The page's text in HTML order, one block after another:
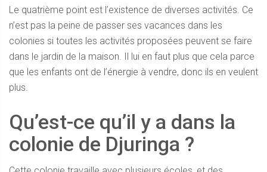
Le quatrième point est l’existence de diverses activités. Ce
n’est pas la peine de passer ses vacances dans les
colonies si toutes les activités proposées peuvent se faire
dans le jardin de la maison. Il lui en faut plus que cela parce
que les enfants ont de l’énergie à vendre, donc ils en veulent
plus.
Qu’est-ce qu’il y a dans la
colonie de Djuringa ?